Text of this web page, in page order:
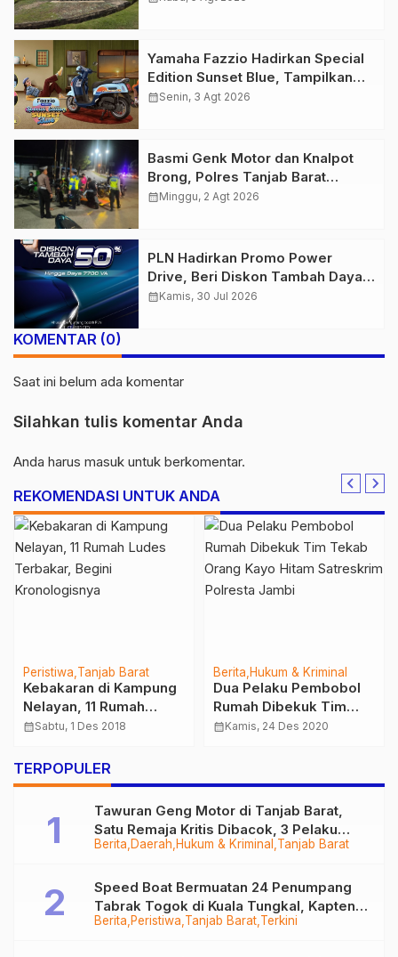
Yamaha Fazzio Hadirkan Special
Edition Sunset Blue, Tampilkan
Nuansa Retro Summer yang
calendar_monthSenin, 3 Agt 2026
Basmi Genk Motor dan Knalpot
Brong, Polres Tanjab Barat
Amankan Belasan Kendaraan
calendar_monthMinggu, 2 Agt 2026
PLN Hadirkan Promo Power
Drive, Beri Diskon Tambah Daya
50% di Ajang GIIAS 2026
calendar_monthKamis, 30 Jul 2026
KOMENTAR (0)
Saat ini belum ada komentar
Silahkan tulis komentar Anda
Anda harus masuk untuk berkomentar.
REKOMENDASI UNTUK ANDA
Peristiwa Tanjab Barat
Kebakaran di Kampung
Nelayan, 11 Rumah
Ludes Terbakar, Begini
calendar_monthSabtu, 1 Des 2018
Berita Hukum & Kriminal
Dua Pelaku Pembobol
Rumah Dibekuk Tim
Tekab Orang Kayo
calendar_monthKamis, 24 Des 2020
TERPOPULER
Berita Daerah Hukum & Kriminal Tanjab Barat
Tawuran Geng Motor di Tanjab Barat,
Satu Remaja Kritis Dibacok, 3 Pelaku
Ditangkap
Berita Peristiwa Tanjab Barat Terkini
Speed Boat Bermuatan 24 Penumpang
Tabrak Togok di Kuala Tungkal, Kapten
Sempat Hilang